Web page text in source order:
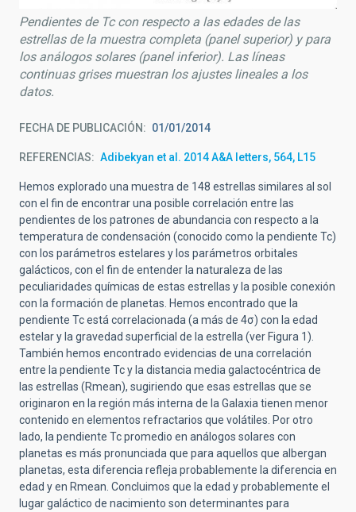
Pendientes de Tc con respecto a las edades de las
estrellas de la muestra completa (panel superior) y para
los análogos solares (panel inferior). Las líneas
continuas grises muestran los ajustes lineales a los
datos.
FECHA DE PUBLICACIÓN 01/01/2014
REFERENCIAS Adibekyan et al. 2014 A&A letters, 564, L15
Hemos explorado una muestra de 148 estrellas similares al sol
con el fin de encontrar una posible correlación entre las
pendientes de los patrones de abundancia con respecto a la
temperatura de condensación (conocido como la pendiente Tc)
con los parámetros estelares y los parámetros orbitales
galácticos, con el fin de entender la naturaleza de las
peculiaridades químicas de estas estrellas y la posible conexión
con la formación de planetas. Hemos encontrado que la
pendiente Tc está correlacionada (a más de 4σ) con la edad
estelar y la gravedad superficial de la estrella (ver Figura 1).
También hemos encontrado evidencias de una correlación
entre la pendiente Tc y la distancia media galactocéntrica de
las estrellas (Rmean), sugiriendo que esas estrellas que se
originaron en la región más interna de la Galaxia tienen menor
contenido en elementos refractarios que volátiles. Por otro
lado, la pendiente Tc promedio en análogos solares con
planetas es más pronunciada que para aquellos que albergan
planetas, esta diferencia refleja probablemente la diferencia en
edad y en Rmean. Concluimos que la edad y probablemente el
lugar galáctico de nacimiento son determinantes para